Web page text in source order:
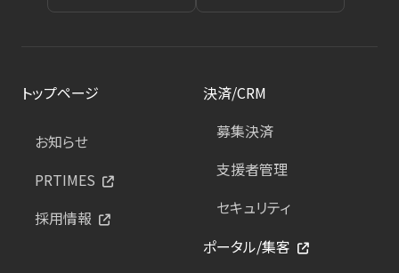
トップページ
お知らせ
PRTIMES
採用情報
決済/CRM
募集決済
支援者管理
セキュリティ
ポータル/集客